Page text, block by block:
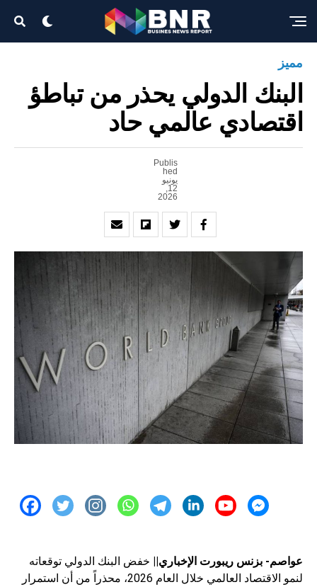
مميز
البنك الدولي يحذر من تباطؤ
اقتصادي عالمي حاد
Publis
hed
يونيو
12,
2026
عواصم- بزنس ريبورت الإخباري|| خفض البنك الدولي توقعاته
لنمو الاقتصاد العالمي خلال العام 2026، محذراً من أن استمرار
Exit mobile version